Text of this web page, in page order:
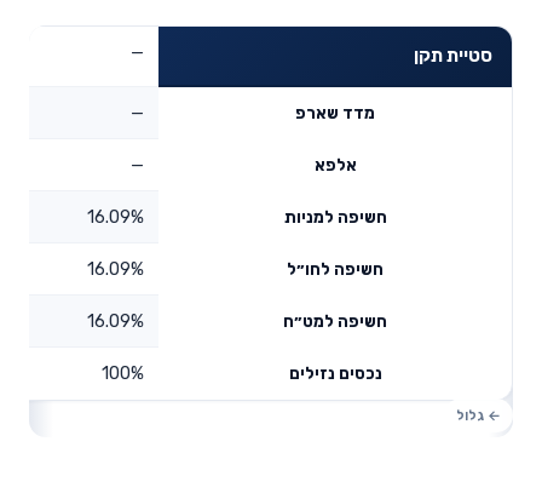
סטיית תקן —
מדד שארפ —
אלפא —
חשיפה למניות 16.09%
חשיפה לחו״ל 16.09%
חשיפה למט״ח 16.09%
נכסים נזילים 100%